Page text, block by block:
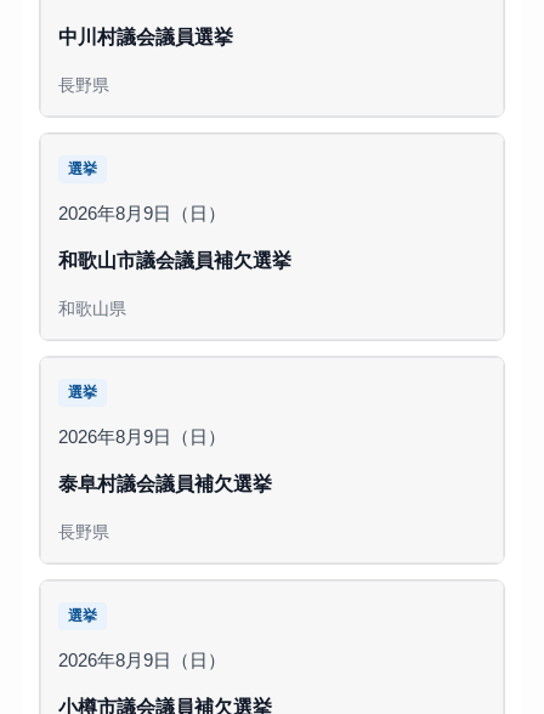
中川村議会議員選挙
長野県
選挙
2026年8月9日（日）
和歌山市議会議員補欠選挙
和歌山県
選挙
2026年8月9日（日）
泰阜村議会議員補欠選挙
長野県
選挙
2026年8月9日（日）
小樽市議会議員補欠選挙